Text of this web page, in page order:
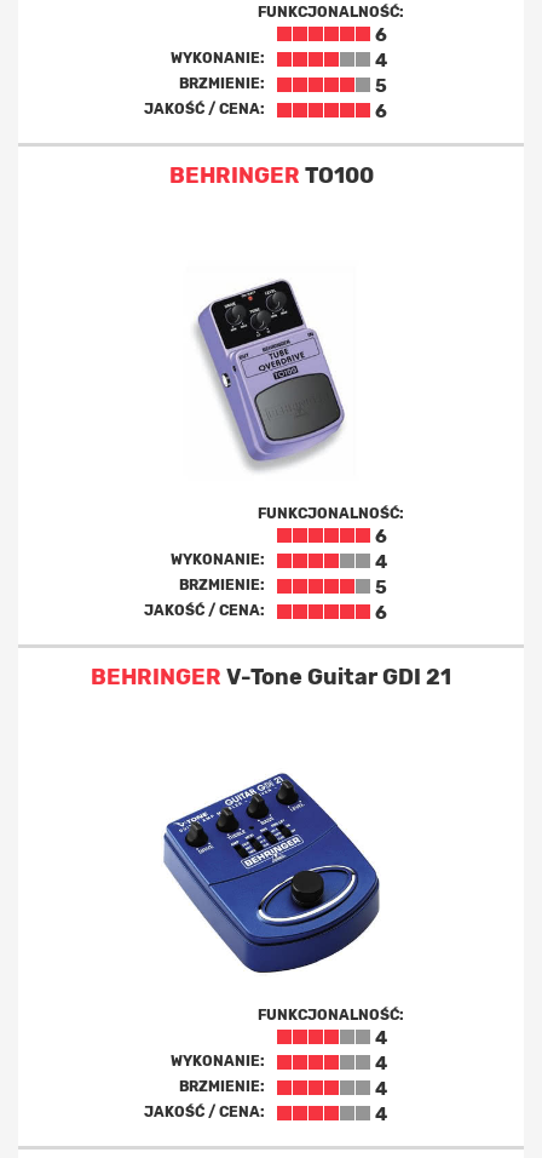
FUNKCJONALNOŚĆ:
6
WYKONANIE: 4
BRZMIENIE: 5
JAKOŚĆ / CENA: 6
BEHRINGER TO100
FUNKCJONALNOŚĆ:
6
WYKONANIE: 4
BRZMIENIE: 5
JAKOŚĆ / CENA: 6
BEHRINGER V-Tone Guitar GDI 21
FUNKCJONALNOŚĆ:
4
WYKONANIE: 4
BRZMIENIE: 4
JAKOŚĆ / CENA: 4